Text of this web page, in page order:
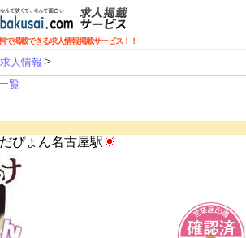
で掲載できる求人情報掲載サービス！！
求人情報 >
覧
ぴょん名古屋駅